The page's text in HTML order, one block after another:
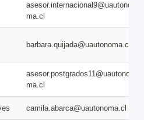
asesor.internacional9@uautono
ma.cl
barbara.quijada@uautonoma.cl
asesor.postgrados11@uautono
ma.cl
camila.abarca@uautonoma.cl